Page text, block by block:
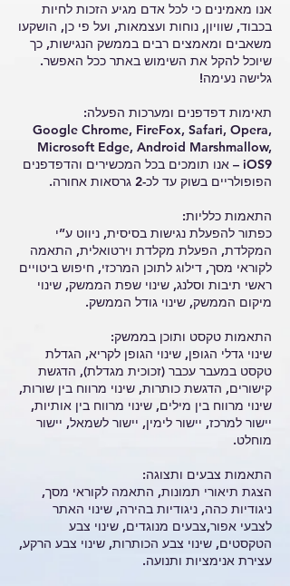
אנו מאמינים כי לכל אדם מגיע הזכות לחיות
בכבוד, שוויון, נוחות ועצמאות, ועל פי כן, הושקעו
משאבים ומאמצים רבים בממשק הנגישות, כך
שיוכל להקל את השימוש באתר ככל האפשר.
גלישה נעימה!
תאימות דפדפנים ומערכות הפעלה:
Google Chrome, FireFox, Safari, Opera,
Microsoft Edge, Android Marshmallow,
iOS9 – אנו תומכים בכל המכשירים והדפדפנים
הפופולריים בשוק עד לכ-2 גרסאות אחורה.
התאמות כלליות:
כפתור להפעלת נגישות בסיסית, ניווט ע”י
המקלדת, הפעלת מקלדת וירטואלית, התאמה
לקוראי מסך, דילוג לתוכן המרכזי, חיפוש ביטויים
ראשי תיבות וסלנג, שינוי שפת הממשק, שינוי
מיקום הממשק, שינוי גודל הממשק.
התאמות טקסט ותוכן בממשק:
שינוי גדלי הגופן, שינוי הגופן לקריא, הגדלת
טקסט במעבר עכבר (זכוכית מגדלת), הדגשת
קישורים, הדגשת כותרות, שינוי מרווח בין שורות,
שינוי מרווח בין מילים, שינוי מרווח בין אותיות,
יישור למרכז, יישור לימין, יישור לשמאל, יישור
מוחלט.
התאמות צבעים ותצוגה:
הצגת תיאורי תמונות, התאמה לקוראי מסך,
ניגודיות כהה, ניגודיות בהירה, שינוי האתר
לצבעי אפור,צבעים מנוגדים, שינוי צבע
הטקסטים, שינוי צבע הכותרות, שינוי צבע הרקע,
עצירת אנימציות ותנועה.